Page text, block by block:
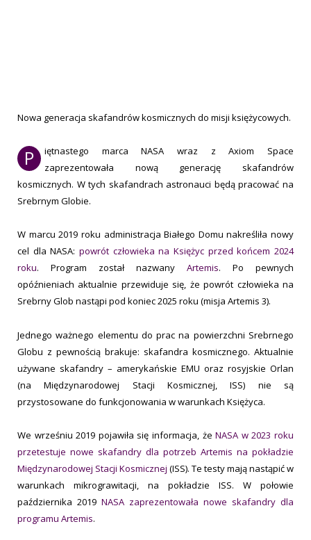
Nowa generacja skafandrów kosmicznych do misji księżycowych.
P
iętnastego marca NASA wraz z Axiom Space
zaprezentowała nową generację skafandrów
kosmicznych. W tych skafandrach astronauci będą pracować na
Srebrnym Globie.
W marcu 2019 roku administracja Białego Domu nakreśliła nowy
cel dla NASA: powrót człowieka na Księżyc przed końcem 2024
roku. Program został nazwany Artemis. Po pewnych
opóźnieniach aktualnie przewiduje się, że powrót człowieka na
Srebrny Glob nastąpi pod koniec 2025 roku (misja Artemis 3).
Jednego ważnego elementu do prac na powierzchni Srebrnego
Globu z pewnością brakuje: skafandra kosmicznego. Aktualnie
używane skafandry – amerykańskie EMU oraz rosyjskie Orlan
(na Międzynarodowej Stacji Kosmicznej, ISS) nie są
przystosowane do funkcjonowania w warunkach Księżyca.
We wrześniu 2019 pojawiła się informacja, żeNASA w 2023 roku
przetestuje nowe skafandry dla potrzeb Artemis na pokładzie
Międzynarodowej Stacji Kosmicznej (ISS). Te testy mają nastąpić w
warunkach mikrograwitacji, na pokładzie ISS. W połowie
października 2019 NASA zaprezentowała nowe skafandry dla
programu Artemis.